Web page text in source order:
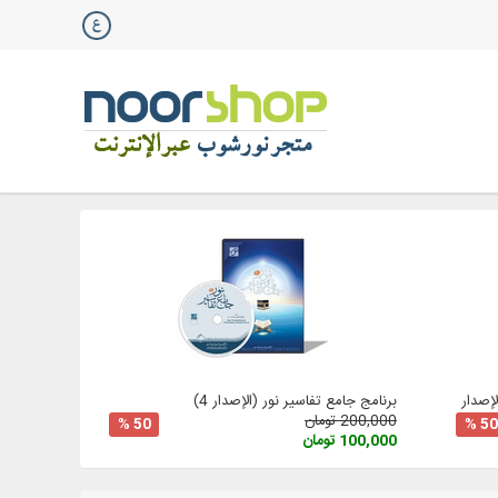
3
50 %
برنامج جامع تفاسير نور (الإصدار 4)
200,000 تومان
50 %
100,000 تومان